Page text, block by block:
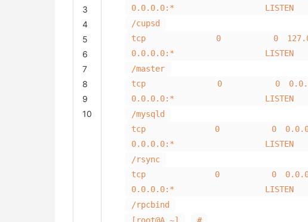
3
4
5
6
7
8
9
10
0.0.0.0:* LISTEN
/cupsd
tcp 0 0
0.0.0.0:* LISTEN
/master
tcp 0 0
0.0.0.0:* LISTEN
/mysqld
tcp 0 0
0.0.0.0:* LISTEN
/rsync
tcp 0 0
0.0.0.0:* LISTEN
/rpcbind